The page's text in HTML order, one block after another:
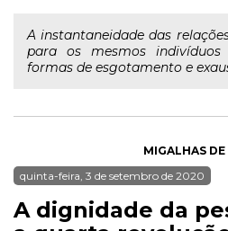
A instantaneidade das
para os mesmos
formas de esgotamento e
MIGALHAS DE
quinta-feira, 3 de setembro de 2020
A dignidade da